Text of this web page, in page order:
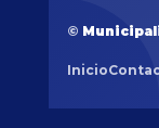
©
Inicio